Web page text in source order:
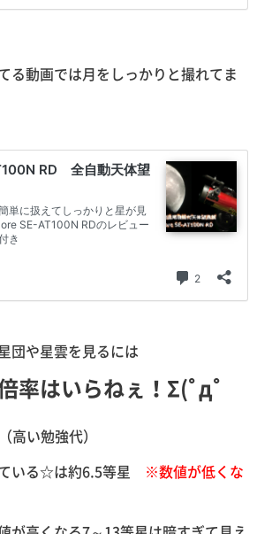
る動画では月をしっかりと撮れてま
団や星雲を見るには
率はいらねぇ！Σ(ﾟдﾟ
高い勉強代）
いる☆は約6.5等星 ※数値が低くな